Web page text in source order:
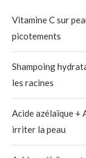
Vitamine C sur
picotements
Shampoing
les racines
Acide azélaïque +
irriter la peau